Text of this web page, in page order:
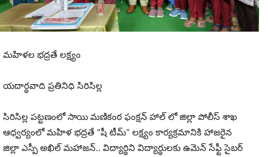
మహిళల భద్రతే లక్ష్యం
యదార్థవాది ప్రతినిధి సిరిసిల్ల
సిరిసిల్ల పట్టణంలో సాయి మణికంఠ ఫంక్షన్ హాల్ లో జిల్లా పోలీస్ శాఖ
ఆధ్వర్యంలో మహిళ భద్రతే “షీ టీమ్” లక్ష్యం కార్యక్రమానికి హాజరైన
జిల్లా ఎస్పీ అఖిల్ మహాజన్.. విద్యార్థిని విద్యార్థులకు ఉమెన్ సేఫ్టీ సైబర్